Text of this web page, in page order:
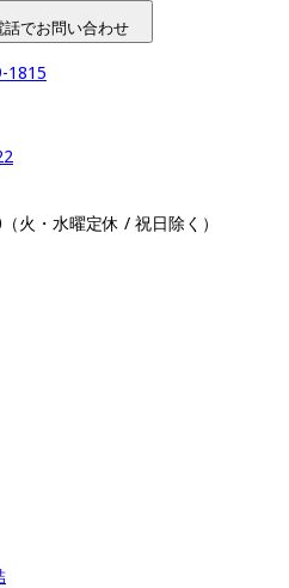
話でお問い合わせ
1815
火・水曜定休 / 祝日除く）